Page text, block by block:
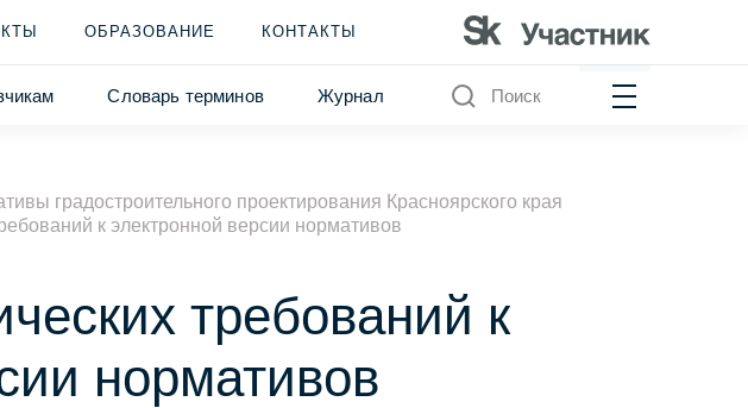
ОБРАЗОВАНИЕ КОНТАКТЫ
Словарь терминов Журнал Поиск
градостроительного проектирования Красноярского края
к электронной версии нормативов
требований к
нормативов